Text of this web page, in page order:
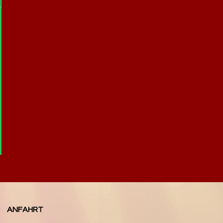
ANFAHRT